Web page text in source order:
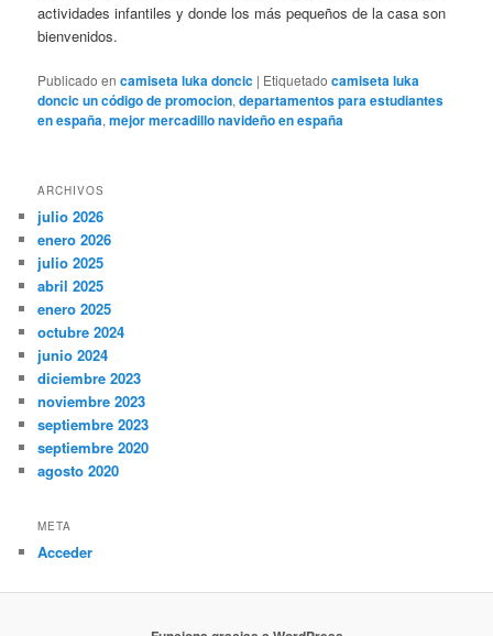
actividades infantiles y donde los más pequeños de la casa son
bienvenidos.
Publicado en camiseta luka doncic | Etiquetado camiseta luka
doncic un código de promocion,departamentos para estudiantes
en españa,mejor mercadillo navideño en españa
ARCHIVOS
julio 2026
enero 2026
julio 2025
abril 2025
enero 2025
octubre 2024
junio 2024
diciembre 2023
noviembre 2023
septiembre 2023
septiembre 2020
agosto 2020
META
Acceder